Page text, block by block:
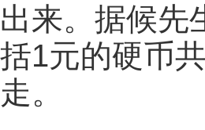
出来。据候先
括1元的硬币
走。